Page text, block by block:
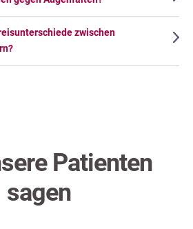
zwischen
Patienten
sagen